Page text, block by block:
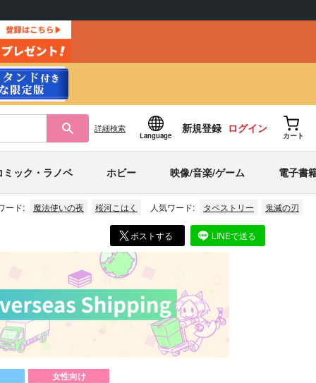
詳細検索
Language
新規登録 ログイン
カート
ミック・ラノベ ホビー 映像/音楽/ゲーム 電子書
ード: 魔法使いの夜 桜河こはく 人気ワード: タペストリー 鬼滅の刃
ポストする LINEで送る
女性向け